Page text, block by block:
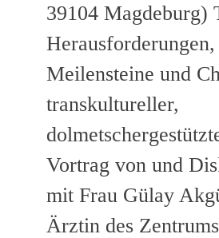
39104 Magdeburg)
Herausforderungen,
Meilensteine und
transkultureller,
Vortrag von und
mit Frau Gülay
Ärztin des